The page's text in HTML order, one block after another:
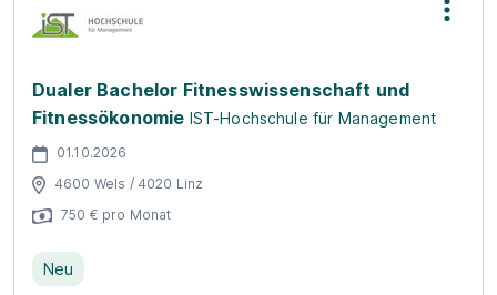
Dualer Bachelor Fitnesswissenschaft und
Fitnessökonomie IST-Hochschule für Management
01.10.2026
4600 Wels / 4020 Linz
750 € pro Monat
Neu